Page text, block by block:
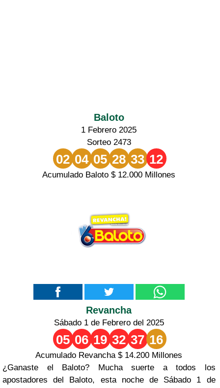
Baloto
1 Febrero 2025
Sorteo 2473
02 04 05 28 33 12
Acumulado Baloto $ 12.000 Millones
Revancha
Sábado 1 de Febrero del 2025
05 06 19 32 37 16
Acumulado Revancha $ 14.200 Millones
¿Ganaste el Baloto? Mucha suerte a todos los
apostadores del Baloto, esta noche de Sábado 1 de